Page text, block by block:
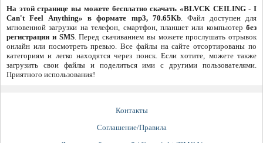
На этой странице вы можете бесплатно скачать «BLVCK CEILING - I
Can't Feel Anything» в формате mp3, 70.65Kb. Файл доступен для
мгновенной загрузки на телефон, смартфон, планшет или компьютер без
регистрации и SMS. Перед скачиванием вы можете прослушать отрывок
онлайн или посмотреть превью. Все файлы на сайте отсортированы по
категориям и легко находятся через поиск. Если хотите, можете также
загрузить свои файлы и поделиться ими с другими пользователями.
Приятного использования!
Контакты
Соглашение/Правила